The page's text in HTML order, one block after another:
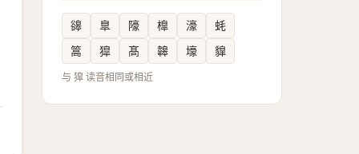
䜰 臯 䧫 橰 濠
蚝
篙
獔 髙 韟 壕 䝥
与 獋 读音相同或相近